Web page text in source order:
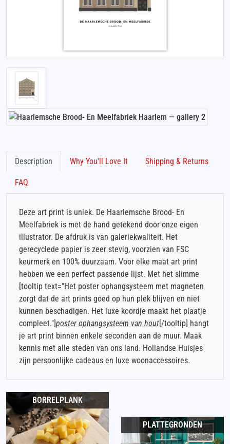
Description Why You'll Love It Shipping & Returns
FAQ
Deze art print is uniek. De Haarlemsche Brood- En
Meelfabriek is met de hand getekend door onze eigen
illustrator. De afdruk is van galeriekwaliteit. Het
gerecyclede papier is zeer stevig, voorzien van FSC
keurmerk en 100% duurzaam. Voor elke maat art print
hebben we een perfect passende lijst. Met het slimme
[tooltip text="Het poster ophangsysteem met magneten
zorgt dat de art prints goed op hun plek blijven en niet
kunnen beschadigen. Het luxe koordje maakt het plaatje
compleet."]poster ophangsysteem van hout[/tooltip] hangt
je art print binnen enkele seconden aan de muur. Maak
kennis met alle steden van ons land. Hollandse Huisjes
zijn persoonlijke cadeaus en luxe woonaccessoires.
BORRELPLANK
PLATTEGRONDEN